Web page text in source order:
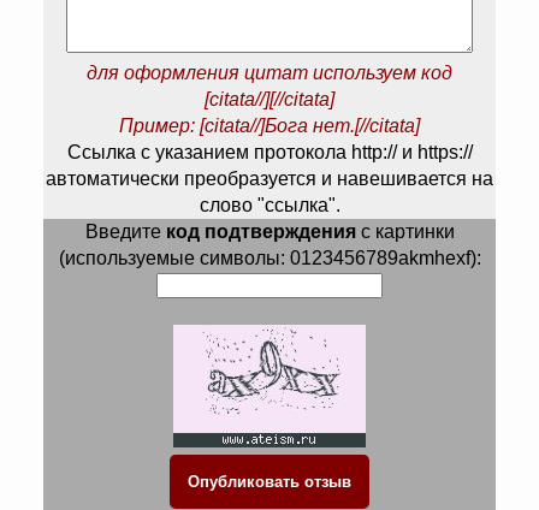
для оформления цитат используем код
[citata//][//citata]
Пример: [citata//]Бога нет.[//citata]
Ссылка с указанием протокола http:// и https://
автоматически преобразуется и навешивается на
слово "ссылка".
Введите код подтвержденияс картинки
(используемые символы: 0123456789akmhexf):